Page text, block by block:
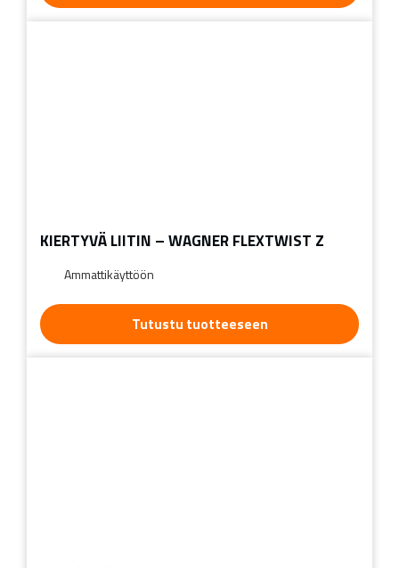
KIERTYVÄ LIITIN – WAGNER FLEXTWIST Z
Ammattikäyttöön
Tutustu tuotteeseen